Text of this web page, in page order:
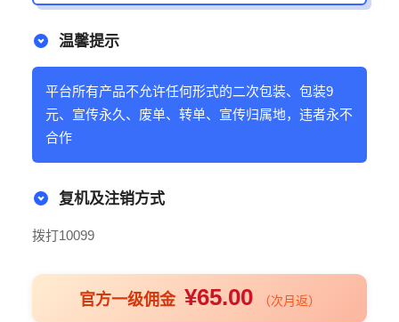
温馨提示
平台所有产品不允许任何形式的二次包装、包装9
元、宣传永久、废单、转单、宣传归属地，违者永不
合作
复机及注销方式
拨打10099
官方一级佣金 ¥65.00 （次月返）